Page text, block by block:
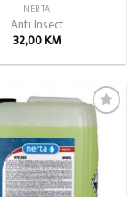
NERTA
Anti Insect
32,00KM
Add to
wishlist